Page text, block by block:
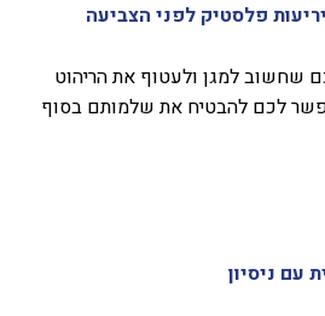
פלסטיק לפני הצביעה
שחשוב למגן ולעטוף את הריהוט
לכם להבטיח את שלמותם בסוף
עם ניסיון